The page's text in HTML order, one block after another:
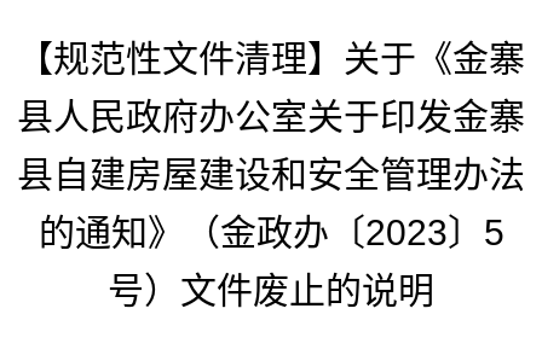
【规范性文件清理】关于《金寨
县人民政府办公室关于印发金寨
县自建房屋建设和安全管理办法
的通知》（金政办〔2023〕5
号）文件废止的说明